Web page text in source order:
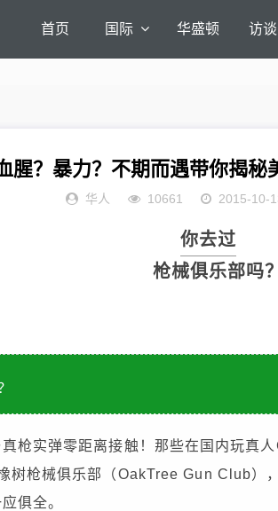
首页 国际 华盛顿 访谈
腥？暴力？不期而遇带你揭秘
华人 10661 2015-10-
你去过
枪械俱乐部吗？
枪实弹零距离接触！那些在国内玩真
树枪械俱乐部（OakTree Gun Club）
俱全。